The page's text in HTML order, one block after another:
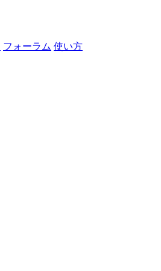
フォーラム 使い方